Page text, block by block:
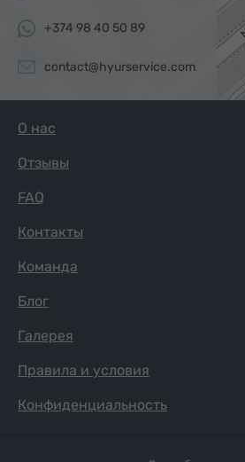
+374 98 40 50 89
contact@hyurservice.com
О нас
Отзывы
FAQ
Контакты
Команда
Блог
Галерея
Правила и условия
Конфиденциальность